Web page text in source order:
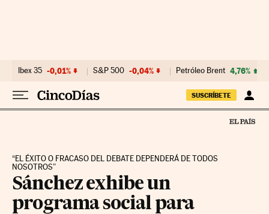
Ibex 35 -0,01% S&P 500 -0,04% Petróleo Brent 4,76%
SUSCRÍBETE
“EL ÉXITO O FRACASO DEL DEBATE DEPENDERÁ DE TODOS
NOSOTROS”
Sánchez exhibe un
programa social para